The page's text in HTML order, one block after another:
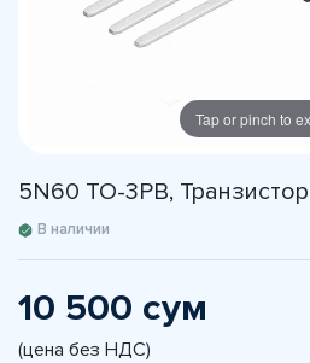
Tap or pinch to
5N60 TO-3PB,
В наличии
10 500 сум
(цена без НДС)